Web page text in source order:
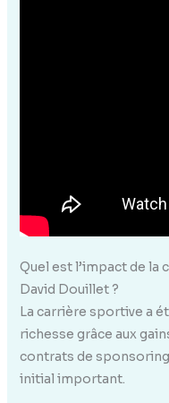
Quel est l’impact de la
David Douillet ?
La carrière sportive a
richesse grâce aux
contrats de
initial important.